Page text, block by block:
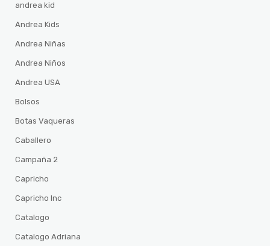
andrea kid
Andrea Kids
Andrea Niñas
Andrea Niños
Andrea USA
Bolsos
Botas Vaqueras
Caballero
Campaña 2
Capricho
Capricho Inc
Catalogo
Catalogo Adriana